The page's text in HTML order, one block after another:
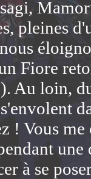
pleines
Fiore
Au loin,
! Vous
à se